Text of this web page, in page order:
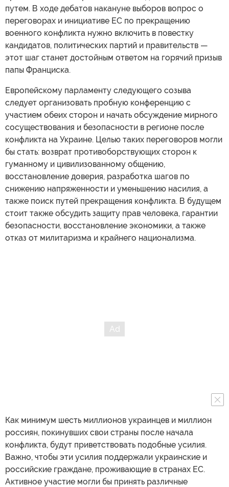
путем. В ходе дебатов накануне выборов вопрос о
переговорах и инициативе ЕС по прекращению
военного конфликта нужно включить в повестку
кандидатов, политических партий и правительств —
этот шаг станет достойным ответом на горячий призыв
папы Франциска.
Европейскому парламенту следующего созыва
следует организовать пробную конференцию с
участием обеих сторон и начать обсуждение мирного
сосуществования и безопасности в регионе после
конфликта на Украине. Целью таких переговоров могли
бы стать: возврат противоборствующих сторон к
гуманному и цивилизованному общению,
восстановление доверия, разработка шагов по
снижению напряженности и уменьшению насилия, а
также поиск путей прекращения конфликта. В будущем
стоит также обсудить защиту прав человека, гарантии
безопасности, восстановление экономики, а также
отказ от милитаризма и крайнего национализма.
Как минимум шесть миллионов украинцев и миллион
россиян, покинувших свои страны после начала
конфликта, будут приветствовать подобные усилия.
Важно, чтобы эти усилия поддержали украинские и
российские граждане, проживающие в странах ЕС.
Активное участие могли бы принять различные